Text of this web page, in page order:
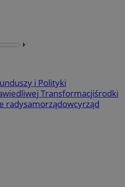
⏵︎
i Polityki
Transformacjiśrodki
radysamorządowcyrząd